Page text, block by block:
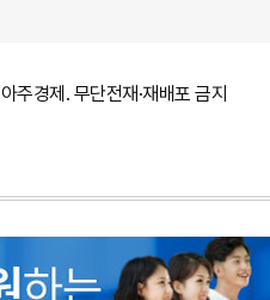
주경제. 무단전재·재배포 금지